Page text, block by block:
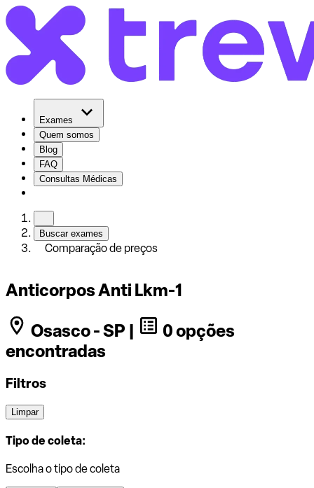
Exames
Quem somos
Blog
FAQ
Consultas Médicas
Buscar exames
Comparação de preços
Anticorpos Anti Lkm-1
Osasco - SP |
0 opções
encontradas
Filtros
Limpar
Tipo de coleta:
Escolha o tipo de coleta